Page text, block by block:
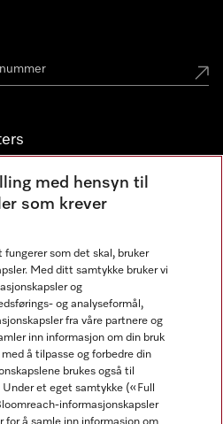
med hensyn til
som krever
som det skal, bruker
Med ditt samtykke bruker vi
og
og analyseformål,
fra våre partnere og
inn informasjon om din bruk
å tilpasse og forbedre din
brukes også til
et eget samtykke («Full
informasjonskapsler